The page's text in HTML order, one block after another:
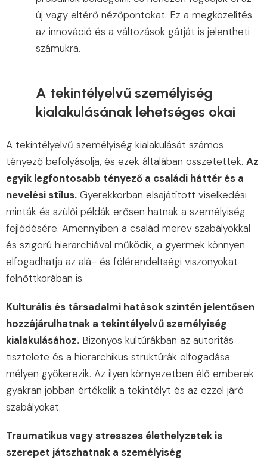
új vagy eltérő nézőpontokat. Ez a megközelítés
az innováció és a változások gátját is jelentheti
számukra.
A tekintélyelvű személyiség
kialakulásának lehetséges okai
A tekintélyelvű személyiség kialakulását számos
tényező befolyásolja, és ezek általában összetettek. Az
egyik legfontosabb tényező a családi háttér és a
nevelési stílus. Gyerekkorban elsajátított viselkedési
minták és szülői példák erősen hatnak a személyiség
fejlődésére. Amennyiben a család merev szabályokkal
és szigorú hierarchiával működik, a gyermek könnyen
elfogadhatja az alá- és fölérendeltségi viszonyokat
felnőttkorában is.
Kulturális és társadalmi hatások szintén jelentősen
hozzájárulhatnak a tekintélyelvű személyiség
kialakulásához. Bizonyos kultúrákban az autoritás
tisztelete és a hierarchikus struktúrák elfogadása
mélyen gyökerezik. Az ilyen környezetben élő emberek
gyakran jobban értékelik a tekintélyt és az ezzel járó
szabályokat.
Traumatikus vagy stresszes élethelyzetek is
szerepet játszhatnak a személyiség